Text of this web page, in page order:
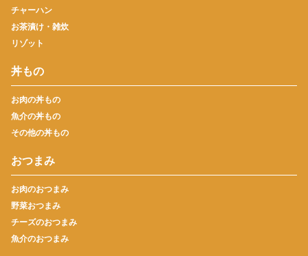
チャーハン
お茶漬け・雑炊
リゾット
丼もの
お肉の丼もの
魚介の丼もの
その他の丼もの
おつまみ
お肉のおつまみ
野菜おつまみ
チーズのおつまみ
魚介のおつまみ